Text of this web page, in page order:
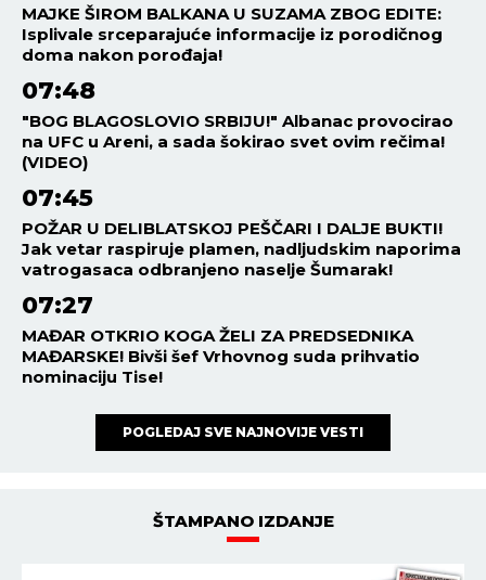
MAJKE ŠIROM BALKANA U SUZAMA ZBOG EDITE:
Isplivale srceparajuće informacije iz porodičnog
doma nakon porođaja!
07:48
"BOG BLAGOSLOVIO SRBIJU!" Albanac provocirao
na UFC u Areni, a sada šokirao svet ovim rečima!
(VIDEO)
07:45
POŽAR U DELIBLATSKOJ PEŠČARI I DALJE BUKTI!
Jak vetar raspiruje plamen, nadljudskim naporima
vatrogasaca odbranjeno naselje Šumarak!
07:27
MAĐAR OTKRIO KOGA ŽELI ZA PREDSEDNIKA
MAĐARSKE! Bivši šef Vrhovnog suda prihvatio
nominaciju Tise!
POGLEDAJ SVE NAJNOVIJE VESTI
ŠTAMPANO IZDANJE